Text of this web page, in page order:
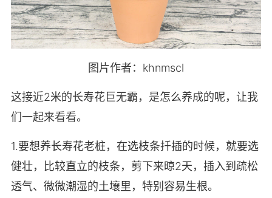
图片作者：khnmscl
这接近2米的长寿花巨无霸，是怎么养成的呢，让我
们一起来看看。
1.要想养长寿花老桩，在选枝条扦插的时候，就要选
健壮，比较直立的枝条，剪下来晾2天，插入到疏松
透气、微微潮湿的土壤里，特别容易生根。